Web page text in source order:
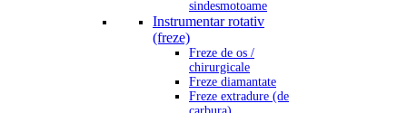
sindesmotoame
Instrumentar rotativ
(freze)
Freze de os /
chirurgicale
Freze diamantate
Freze extradure (de